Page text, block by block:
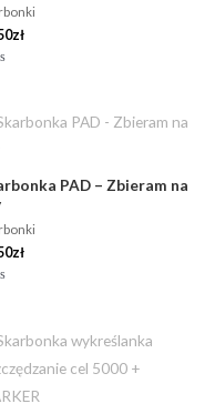
zł
PAD – Zbieram na
zł